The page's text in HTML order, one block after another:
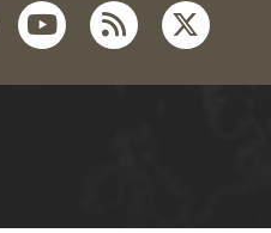
youtube
rss twitter